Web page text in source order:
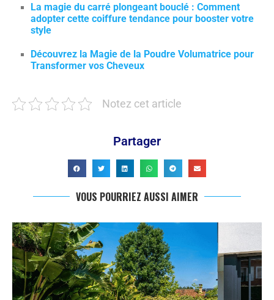
La magie du carré plongeant bouclé : Comment
adopter cette coiffure tendance pour booster votre
style
Découvrez la Magie de la Poudre Volumatrice pour
Transformer vos Cheveux
Notez cet article
Partager
VOUS POURRIEZ AUSSI AIMER